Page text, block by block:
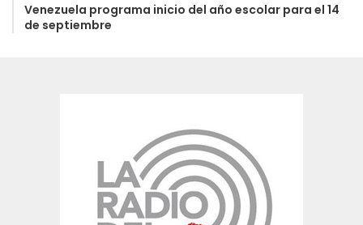
Venezuela programa inicio del año escolar para el 14
de septiembre